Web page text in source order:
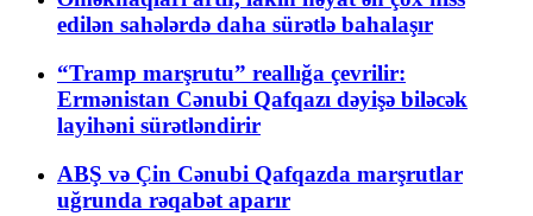
edilən sahələrdə daha sürətlə bahalaşır
“Tramp marşrutu” reallığa çevrilir:
Ermənistan Cənubi Qafqazı dəyişə biləcək
layihəni sürətləndirir
ABŞ və Çin Cənubi Qafqazda marşrutlar
uğrunda rəqabət aparır